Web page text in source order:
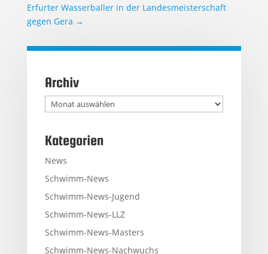
Erfurter Wasserballer in der Landesmeisterschaft
gegen Gera →
Archiv
Archiv
Kategorien
News
Schwimm-News
Schwimm-News-Jugend
Schwimm-News-LLZ
Schwimm-News-Masters
Schwimm-News-Nachwuchs